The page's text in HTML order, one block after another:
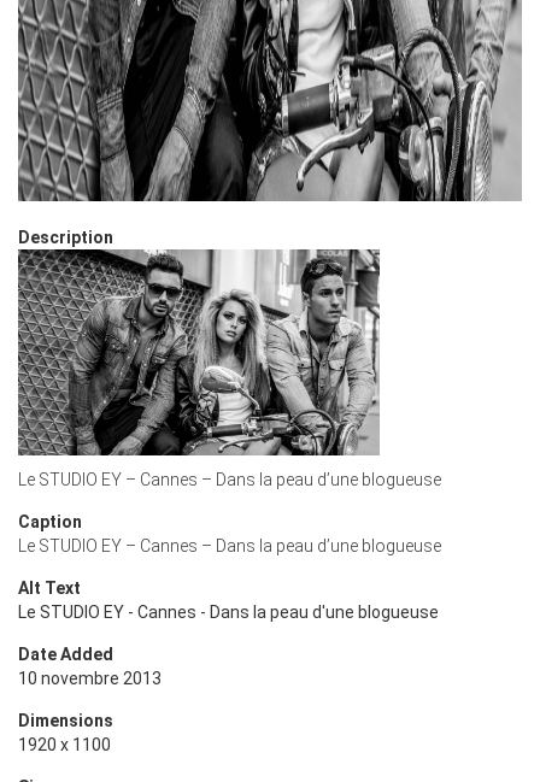
Description
Le STUDIO EY – Cannes – Dans la peau d’une blogueuse
Caption
Le STUDIO EY – Cannes – Dans la peau d’une blogueuse
Alt Text
Le STUDIO EY - Cannes - Dans la peau d'une blogueuse
Date Added
10 novembre 2013
Dimensions
1920 x 1100